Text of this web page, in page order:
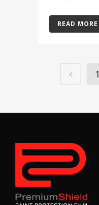
READ MORE
1